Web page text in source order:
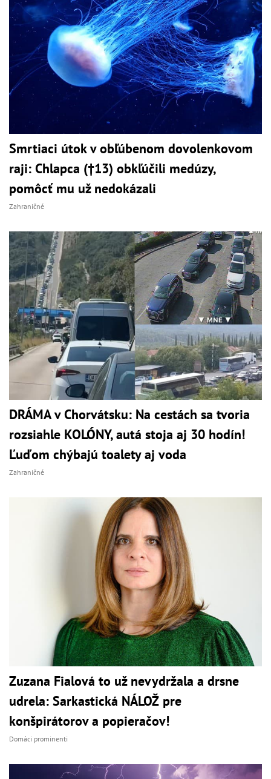
Smrtiaci útok v obľúbenom dovolenkovom
raji: Chlapca (†13) obkľúčili medúzy,
pomôcť mu už nedokázali
Zahraničné
DRÁMA v Chorvátsku: Na cestách sa tvoria
rozsiahle KOLÓNY, autá stoja aj 30 hodín!
Ľuďom chýbajú toalety aj voda
Zahraničné
Zuzana Fialová to už nevydržala a drsne
udrela: Sarkastická NÁLOŽ pre
konšpirátorov a popieračov!
Domáci prominenti